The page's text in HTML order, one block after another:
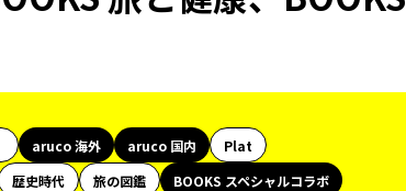
aruco 海外 aruco 国内
Plat
歴史時代 旅の図鑑
BOOKS スペシャルコラボ